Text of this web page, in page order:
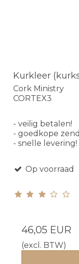
Kurkleer
Cork Ministry
CORTEX3
- veilig betalen!
- goedkope
- snelle levering!
Op voorraad
46,05 EUR
(excl. BTW)